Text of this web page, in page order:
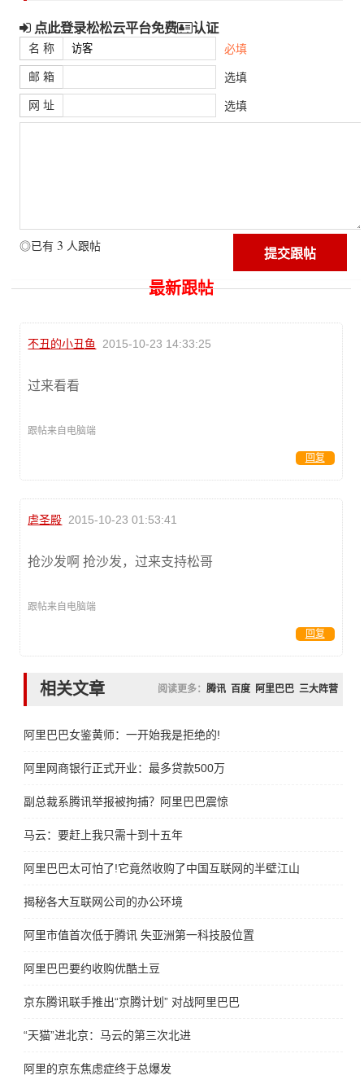
点此登录松松云平台免费 认证
名 称 必填
邮 箱 选填
网 址 选填
◎已有 3 人跟帖
最新跟帖
不丑的小丑鱼 2015-10-23 14:33:25
过来看看
跟帖来自电脑端
回复
虐圣殿 2015-10-23 01:53:41
抢沙发啊 抢沙发，过来支持松哥
跟帖来自电脑端
回复
相关文章 阅读更多： 腾讯 百度 阿里巴巴 三大阵营
阿里巴巴女鉴黄师：一开始我是拒绝的!
阿里网商银行正式开业：最多贷款500万
副总裁系腾讯举报被拘捕？阿里巴巴震惊
马云：要赶上我只需十到十五年
阿里巴巴太可怕了!它竟然收购了中国互联网的半壁江山
揭秘各大互联网公司的办公环境
阿里市值首次低于腾讯 失亚洲第一科技股位置
阿里巴巴要约收购优酷土豆
京东腾讯联手推出“京腾计划” 对战阿里巴巴
“天猫”进北京：马云的第三次北进
阿里的京东焦虑症终于总爆发